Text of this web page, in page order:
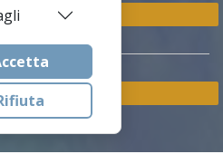
Asisium
Privacy Policy